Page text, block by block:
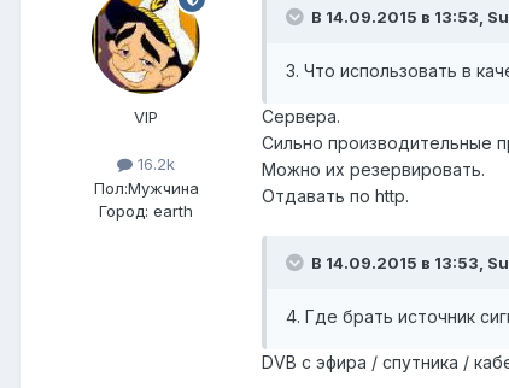
VIP
16.2k
Пол:Мужчина
Город: earth
В 14.09.2015 в 13:53,
3. Что использовать в
Сервера.
Сильно производительные
Можно их резервировать.
Отдавать по http.
В 14.09.2015 в 13:53,
4. Где брать источник
DVB с эфира / спутника /